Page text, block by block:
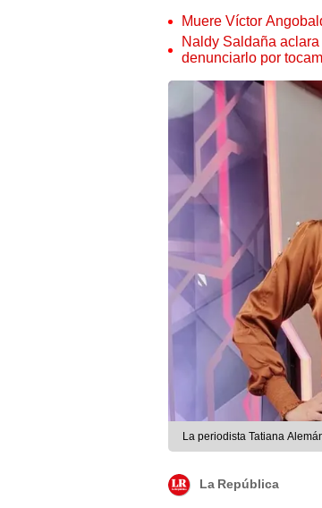
Muere Víctor
Naldy Saldaña
denunciarlo por
La periodista Tatiana
La República